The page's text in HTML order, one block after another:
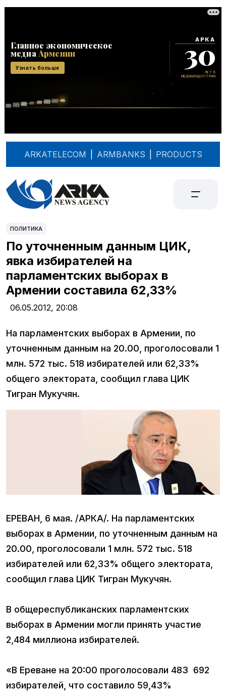
ARKATELECOM ARMBANKS PRODUCTS
ПОЛИТИКА
По уточненным данным ЦИК,
явка избирателей на
парламентских выборах в
Армении составила 62,33%
06.05.2012, 20:08
На парламентских выборах в Армении, по
уточненным данным на 20.00, проголосовали 1
млн. 572 тыс. 518 избирателей или 62,33%
общего электората, сообщил глава ЦИК
Тигран Мукучян.
ЕРЕВАН, 6 мая. /АРКА/. На парламентских
выборах в Армении, по уточненным данным на
20.00, проголосовали 1 млн. 572 тыс. 518
избирателей или 62,33% общего электората,
сообщил глава ЦИК Тигран Мукучян.
В общереспубликанских парламентских
выборах в Армении могли принять участие
2,484 миллиона избирателей.
«В Ереване на 20:00 проголосовали 483 692
избирателей, что составило 59,43%